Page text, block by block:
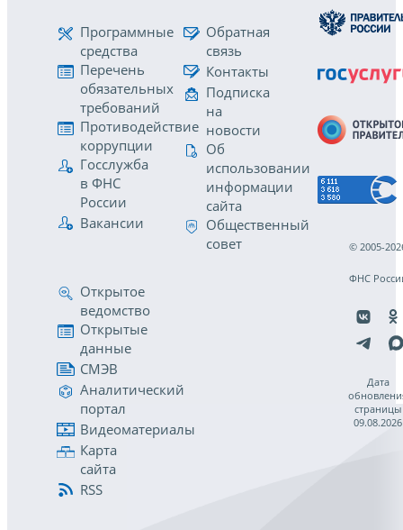
Программные
средства
Перечень
обязательных
требований
Противодействие
коррупции
Госслужба
в ФНС
России
Вакансии
Обратная
связь
Контакты
Подписка
на
новости
Об
использовании
информации
сайта
Общественный
совет
Открытое
ведомство
Открытые
данные
СМЭВ
Аналитический
портал
Видеоматериалы
Карта
сайта
RSS
© 2005-
ФНС
Дата
страницы
09.08.2026